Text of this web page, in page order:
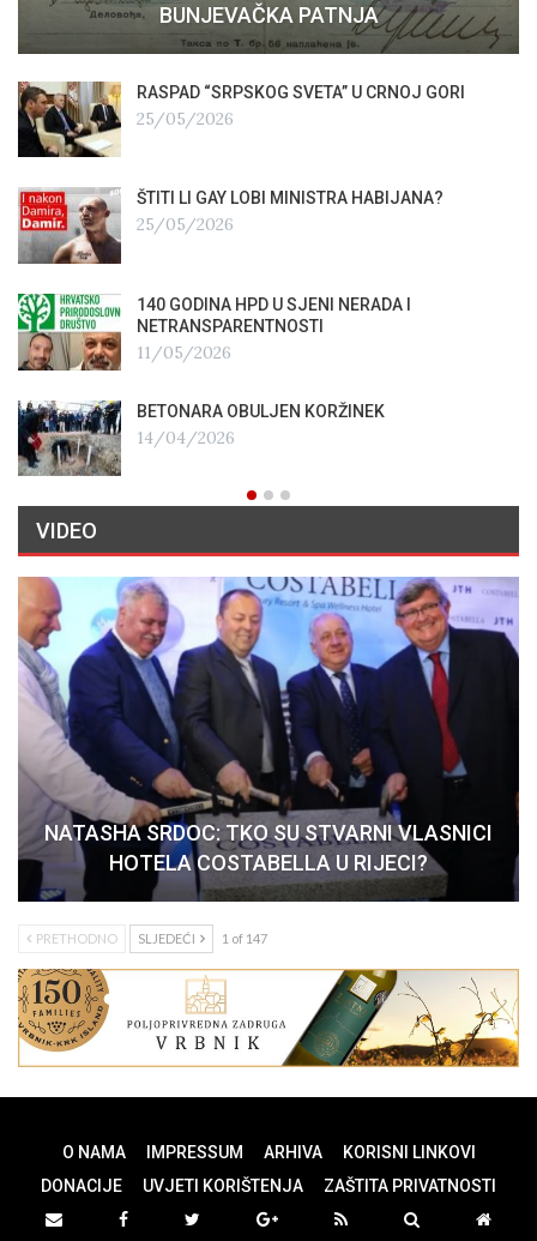
BUNJEVAČKA PATNJA
RASPAD “SRPSKOG SVETA” U CRNOJ GORI
25/05/2026
ŠTITI LI GAY LOBI MINISTRA HABIJANA?
25/05/2026
140 GODINA HPD U SJENI NERADA I
NETRANSPARENTNOSTI
11/05/2026
BETONARA OBULJEN KORŽINEK
14/04/2026
VIDEO
NATASHA SRDOC: TKO SU STVARNI VLASNICI
HOTELA COSTABELLA U RIJECI?
PRETHODNO SLJEDEĆI 1 of 147
O NAMA IMPRESSUM ARHIVA
KORISNI LINKOVI
DONACIJE
UVJETI KORIŠTENJA ZAŠTITA PRIVATNOSTI